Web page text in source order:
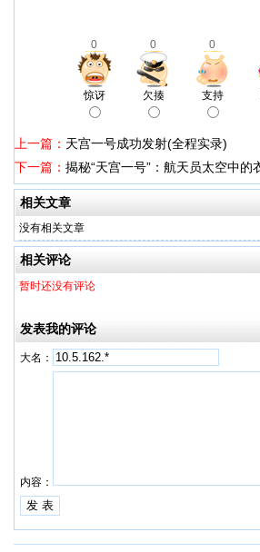
0 0 0
惊讶 欠揍 支持
上一篇： 天宫一号成功发射(全程实录)
下一篇： 揭秘“天宫一号”：航天员太空中的
相关文章
没有相关文章
相关评论
暂时还没有评论
发表我的评论
大名：
内容：